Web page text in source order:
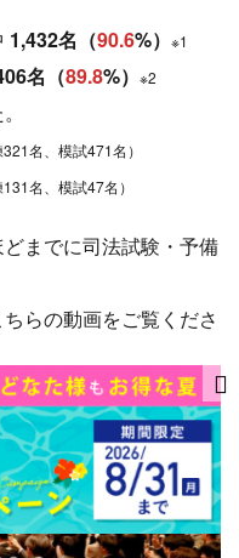
1,432名（90.6%） ※1
名（89.8%） ※2
名、模試471名）
名、模試47名）
までに司法試験・予備
らの動画をご覧くださ